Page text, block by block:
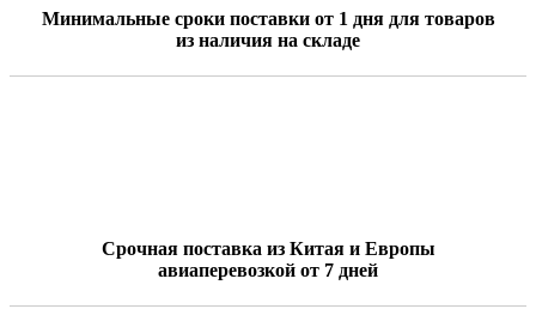
Минимальные сроки поставки от 1 дня для товаров
из наличия на складе
Срочная поставка из Китая и Европы
авиаперевозкой от 7 дней